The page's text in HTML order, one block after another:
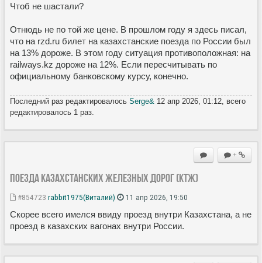
Чтоб не шастали?
Отнюдь не по той же цене. В прошлом году я здесь писал,
что на rzd.ru билет на казахстанские поезда по России был
на 13% дороже. В этом году ситуация противоположная: на
railways.kz дороже на 12%. Если пересчитывать по
официальному банковскому курсу, конечно.
Последний раз редактировалось Serge& 12 апр 2026, 01:12, всего
редактировалось 1 раз.
+
Поезда Казахстанских железных дорог (КТЖ)
#854723 rabbit1975(Виталий) 11 апр 2026, 19:50
Скорее всего имелcя ввиду проезд внутри Казахстана, а не
проезд в казахских вагонах внутри России.